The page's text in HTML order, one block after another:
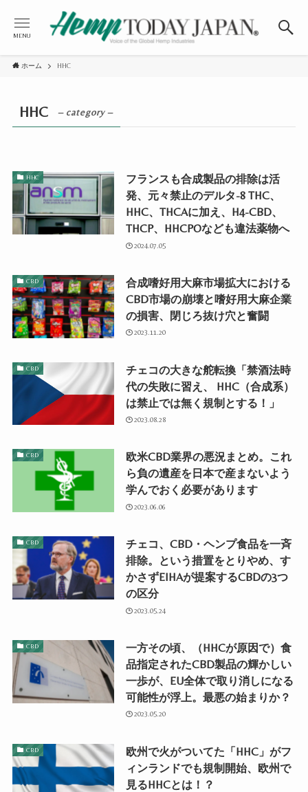
MENU
ホーム HHC
HHC – category –
HHC
フランスも合成製品の排除は活
発、元々禁止のデルタ-8 THC、
HHC、THCAに加え、H4-CBD、
THCP、HHCPOなども違法薬物へ
2024.07.05
CBD
合成嗜好用大麻市場拡大における
CBD市場の崩壊と嗜好用大麻企業
の損害、閉じろ抜け穴と奮闘
2023.11.20
CBD
チェコの大きな舵転換「禁酒法時
代の失敗に習え、 HHC（合成系）
は禁止では無く規制とする！」
2023.08.28
CBD
欧米CBD業界の悪況まとめ。これ
ら負の遺産を日本で産まないよう
学んでおく必要があります
2023.06.06
CBD
チェコ、CBD・ヘンプ食品を一斉
排除。という措置をとりやめ、す
かさずEIHAが提案するCBDの3つ
の区分
2023.05.24
CBD
一方その頃、（HHCが原因で）食
品指定されたCBD製品の輝かしい
一歩が、EU全体で取り消しになる
可能性が浮上。最悪の始まりか？
2023.05.20
CBD
欧州で火がついてた「HHC」がフ
ィンランドでも規制開始、欧州で
見るHHCとは！？